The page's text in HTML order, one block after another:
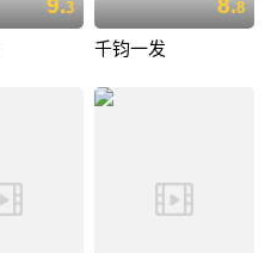
9.3 8.8
千钧一发